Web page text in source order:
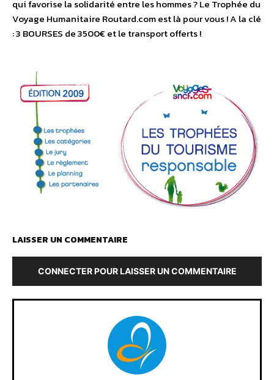
qui favorise la solidarité entre les hommes ? Le Trophée du
Voyage Humanitaire Routard.com est là pour vous ! A la clé
: 3 BOURSES de 3500€ et le transport offerts !
LAISSER UN COMMENTAIRE
CONNECTER POUR LAISSER UN COMMENTAIRE